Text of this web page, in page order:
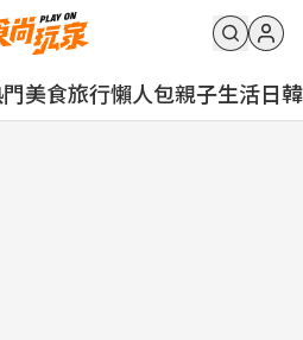
美食旅行懶人包親子生活日韓